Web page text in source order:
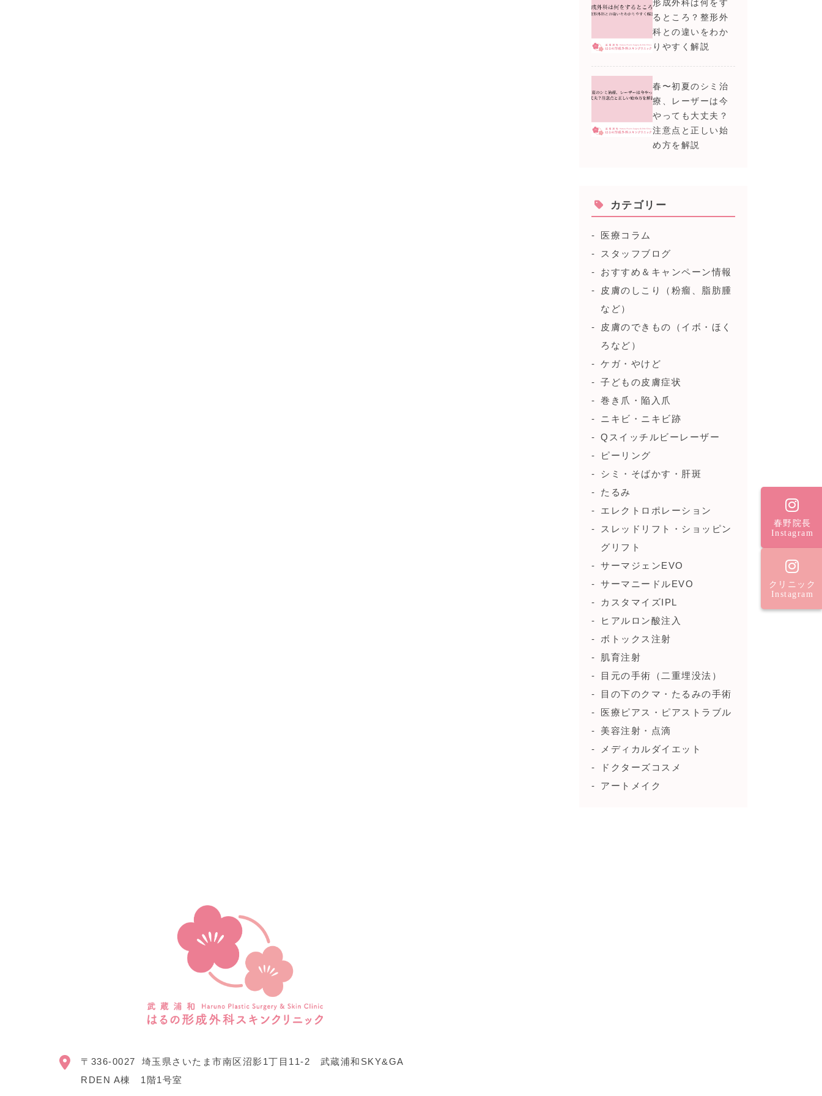
春野院長
Instagram
クリニック
Instagram
形成外科は何をす
るところ？整形外
科との違いをわか
りやすく解説
春〜初夏のシミ治
療、レーザーは今
やっても大丈夫？
注意点と正しい始
め方を解説
カテゴリー
医療コラム
スタッフブログ
おすすめ＆キャンペーン情報
皮膚のしこり（粉瘤、脂肪腫
など）
皮膚のできもの（イボ・ほく
ろなど）
ケガ・やけど
子どもの皮膚症状
巻き爪・陥入爪
ニキビ・ニキビ跡
Qスイッチルビーレーザー
ピーリング
シミ・そばかす・肝斑
たるみ
エレクトロポレーション
スレッドリフト・ショッピン
グリフト
サーマジェンEVO
サーマニードルEVO
カスタマイズIPL
ヒアルロン酸注入
ボトックス注射
肌育注射
目元の手術（二重埋没法）
目の下のクマ・たるみの手術
医療ピアス・ピアストラブル
美容注射・点滴
メディカルダイエット
ドクターズコスメ
アートメイク
〒336-0027
埼玉県さいたま市南区沼影1丁目11-2 武蔵浦和SKY&GA
RDEN A棟 1階1号室